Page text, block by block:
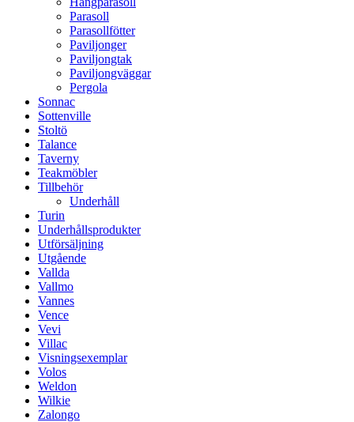
Parasoll
Parasollfötter
Paviljonger
Paviljongtak
Paviljongväggar
Pergola
Sonnac
Sottenville
Stoltö
Talance
Taverny
Teakmöbler
Tillbehör
Underhåll
Turin
Underhållsprodukter
Utförsäljning
Utgående
Vallda
Vallmo
Vannes
Vence
Vevi
Villac
Visningsexemplar
Volos
Weldon
Wilkie
Zalongo